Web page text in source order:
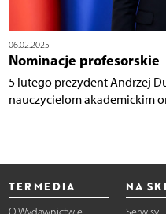
06.02.2025
Nominacje profesorskie
5 lutego prezydent Andrzej
nauczycielom akademickim
TERMEDIA NA